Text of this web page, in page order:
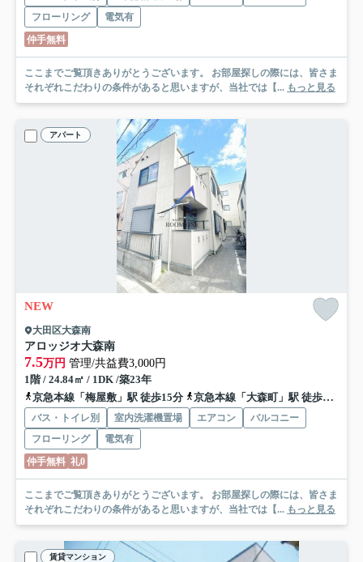
フローリング
電気有
仲手無料
ここまでご覧頂きありがとうございます。 お部屋探しの際には、皆さま
それぞれこだわりの条件があると思いますが、当社では【... もっと見る
アパート
NEW
大田区大森南
アロッジオ大森南
7.5万円 管理/共益費3,000円
1階 / 24.84㎡ / 1DK /築23年
京急本線「梅屋敷」駅 徒歩15分
京急本線「大森町」駅 徒歩15分
バス・トイレ別 室内洗濯機置場 エアコン
バルコニー
フローリング
電気有
仲手無料 礼0
ここまでご覧頂きありがとうございます。 お部屋探しの際には、皆さま
それぞれこだわりの条件があると思いますが、当社では【... もっと見る
賃貸マンション